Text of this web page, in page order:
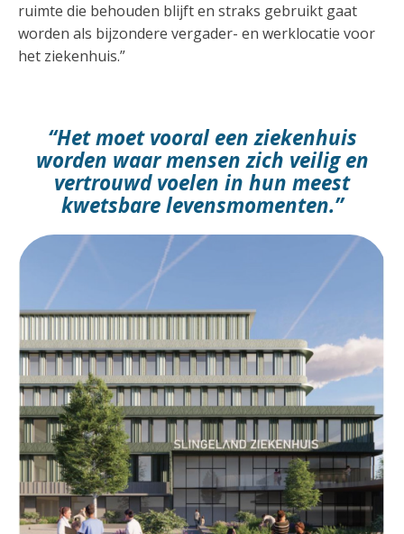
ruimte die behouden blijft en straks gebruikt gaat
worden als bijzondere vergader- en werklocatie voor
het ziekenhuis.”
“Het moet vooral een ziekenhuis
worden waar mensen zich veilig en
vertrouwd voelen in hun meest
kwetsbare levensmomenten.”